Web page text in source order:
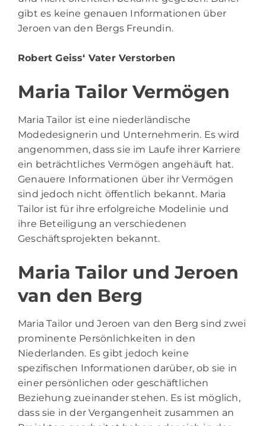
gibt es keine genauen Informationen über
Jeroen van den Bergs Freundin.
Robert Geiss‘ Vater Verstorben
Maria Tailor Vermögen
Maria Tailor ist eine niederländische
Modedesignerin und Unternehmerin. Es wird
angenommen, dass sie im Laufe ihrer Karriere
ein beträchtliches Vermögen angehäuft hat.
Genauere Informationen über ihr Vermögen
sind jedoch nicht öffentlich bekannt. Maria
Tailor ist für ihre erfolgreiche Modelinie und
ihre Beteiligung an verschiedenen
Geschäftsprojekten bekannt.
Maria Tailor und Jeroen
van den Berg
Maria Tailor und Jeroen van den Berg sind zwei
prominente Persönlichkeiten in den
Niederlanden. Es gibt jedoch keine
spezifischen Informationen darüber, ob sie in
einer persönlichen oder geschäftlichen
Beziehung zueinander stehen. Es ist möglich,
dass sie in der Vergangenheit zusammen an